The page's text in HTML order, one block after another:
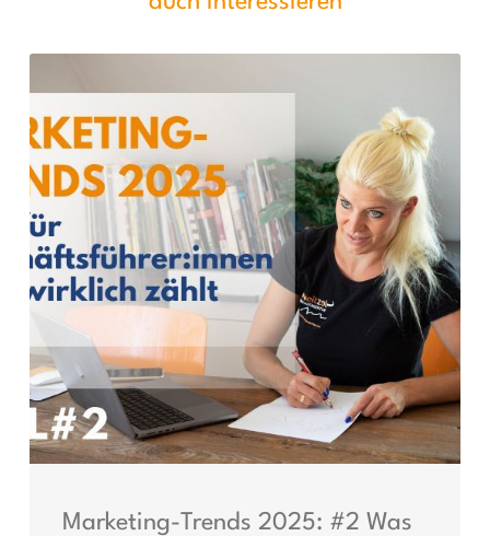
Marketing-Trends 2025: #2 Was